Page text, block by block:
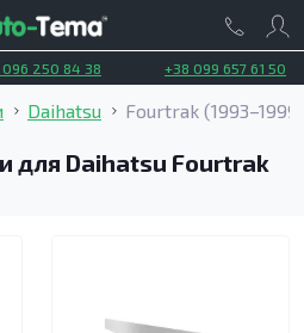
096 250 84 38 +38 099 657 61 50
Daihatsu Fourtrak (1993–1999)
для Daihatsu Fourtrak